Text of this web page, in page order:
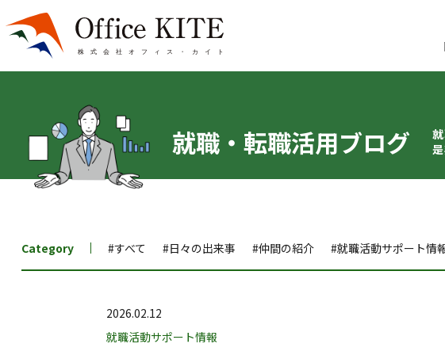
就職・転職活用ブログ
Category #すべて #日々の出来事 #仲間の紹介 #就職活動サポート情
2026.02.12
就職活動サポート情報